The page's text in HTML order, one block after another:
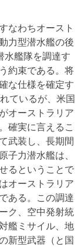
なわちオースト
力型潜水艦の後
水艦隊を調達す
約束である。将
な仕様を確定す
ているが、米国
オーストラリア
確実に言えるこ
武装し、長期間
子力潜水艦は、
るということで
オーストラリア
ある。この調達
ク、空中発射統
艦ミサイル、地
新型武器（と国